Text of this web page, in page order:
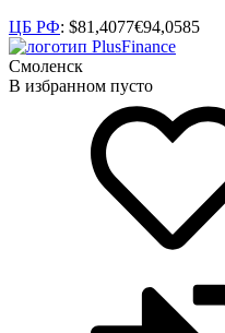
ЦБ РФ: $81,4077€94,0585
Смоленск
В избранном пусто